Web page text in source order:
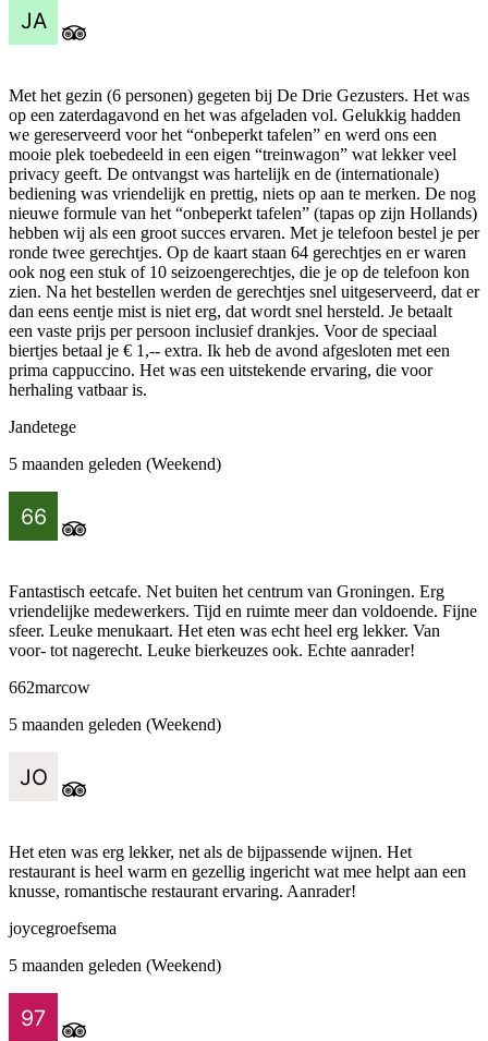
Met het gezin (6 personen) gegeten bij De Drie Gezusters. Het was
op een zaterdagavond en het was afgeladen vol. Gelukkig hadden
we gereserveerd voor het “onbeperkt tafelen” en werd ons een
mooie plek toebedeeld in een eigen “treinwagon” wat lekker veel
privacy geeft. De ontvangst was hartelijk en de (internationale)
bediening was vriendelijk en prettig, niets op aan te merken. De nog
nieuwe formule van het “onbeperkt tafelen” (tapas op zijn Hollands)
hebben wij als een groot succes ervaren. Met je telefoon bestel je per
ronde twee gerechtjes. Op de kaart staan 64 gerechtjes en er waren
ook nog een stuk of 10 seizoengerechtjes, die je op de telefoon kon
zien. Na het bestellen werden de gerechtjes snel uitgeserveerd, dat er
dan eens eentje mist is niet erg, dat wordt snel hersteld. Je betaalt
een vaste prijs per persoon inclusief drankjes. Voor de speciaal
biertjes betaal je € 1,-- extra. Ik heb de avond afgesloten met een
prima cappuccino. Het was een uitstekende ervaring, die voor
herhaling vatbaar is.
Jandetege
5 maanden geleden (Weekend)
Fantastisch eetcafe. Net buiten het centrum van Groningen. Erg
vriendelijke medewerkers. Tijd en ruimte meer dan voldoende. Fijne
sfeer. Leuke menukaart. Het eten was echt heel erg lekker. Van
voor- tot nagerecht. Leuke bierkeuzes ook. Echte aanrader!
662marcow
5 maanden geleden (Weekend)
Het eten was erg lekker, net als de bijpassende wijnen. Het
restaurant is heel warm en gezellig ingericht wat mee helpt aan een
knusse, romantische restaurant ervaring. Aanrader!
joycegroefsema
5 maanden geleden (Weekend)